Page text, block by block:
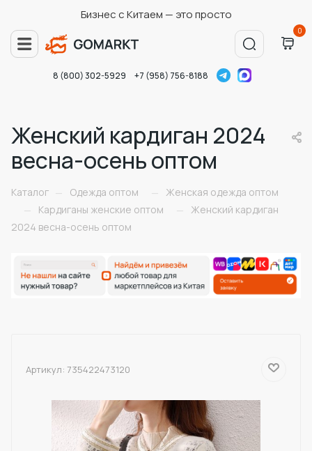
Бизнес с Китаем — это просто
0
8 (800) 302-5929 +7 (958) 756-8188
Женский кардиган 2024
весна-осень оптом
Каталог — Одежда оптом —
Женская одежда оптом
—
Кардиганы женские оптом —
Женский кардиган
2024 весна-осень оптом
Артикул: 735422473120